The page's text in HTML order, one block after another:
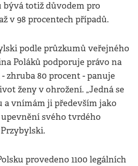
bývá totiž důvodem pro
v 98 procentech případů.
podle průzkumů veřejného
Poláků podporuje právo na
zhruba 80 procent - panuje
ženy v ohrožení. „Jedná se
a vnímám ji především jako
svého tvrdého
provedeno 1100 legálních